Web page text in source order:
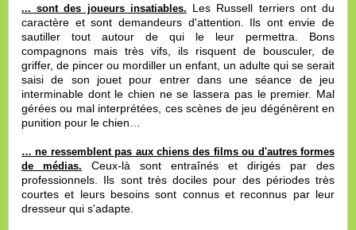
... sont des joueurs insatiables. Les Russell terriers ont du
caractère et sont demandeurs d'attention. Ils ont envie de
sautiller tout autour de qui le leur permettra. Bons
compagnons mais très vifs, ils risquent de bousculer, de
griffer, de pincer ou mordiller un enfant, un adulte qui se serait
saisi de son jouet pour entrer dans une séance de jeu
interminable dont le chien ne se lassera pas le premier. Mal
gérées ou mal interprétées, ces scènes de jeu dégénèrent en
punition pour le chien…
… ne ressemblent pas aux chiens des films ou d'autres formes
de médias. Ceux-là sont entraînés et dirigés par des
professionnels. Ils sont très dociles pour des périodes très
courtes et leurs besoins sont connus et reconnus par leur
dresseur qui s'adapte.